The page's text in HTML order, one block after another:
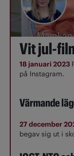
Vit jul-
18 januari 2023
på Instagram.
Värmande
27 december
begav sig ut i